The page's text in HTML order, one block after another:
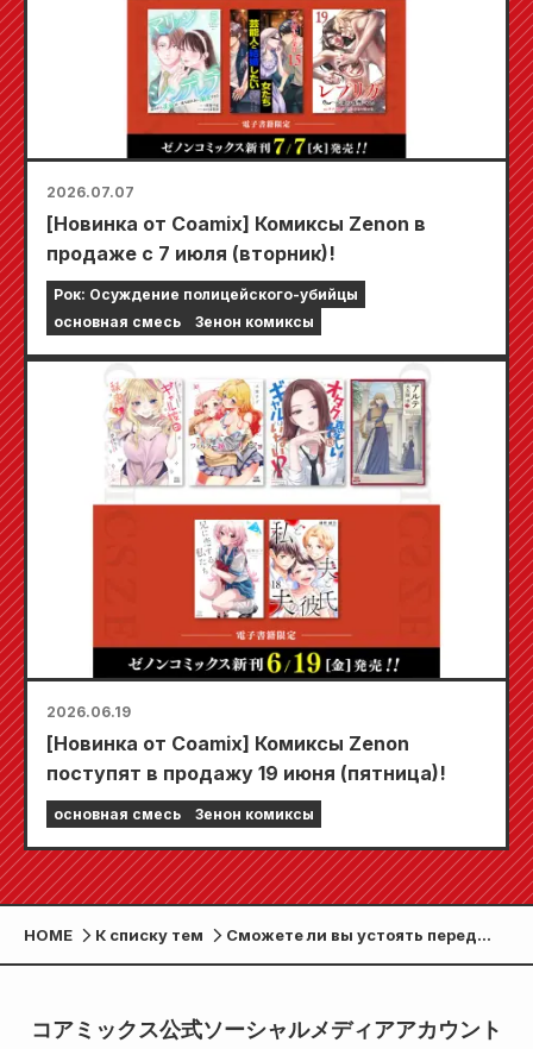
2026.07.07
[Новинка от Coamix] Комиксы Zenon в
продаже с 7 июля (вторник)!
Рок: Осуждение полицейского-убийцы
основная смесь
Зенон комиксы
2026.06.19
[Новинка от Coamix] Комиксы Zenon
поступят в продажу 19 июня (пятница)!
основная смесь Зенон комиксы
HOME К списку тем
Сможете ли вы устоять перед
искушением девчонок? Ярмарка
работам Зенона Комикса Гала
コアミックス公式ソーシャルメディアアカウント